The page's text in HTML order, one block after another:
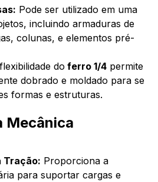
Pode ser utilizado em uma
incluindo armaduras de
colunas, e elementos pré-
do ferro 1/4 permite
dobrado e moldado para se
formas e estruturas.
Mecânica
Tração: Proporciona a
para suportar cargas e